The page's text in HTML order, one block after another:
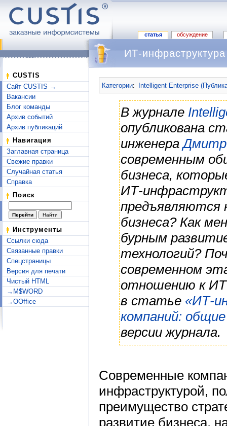
статья обсуждение
CUSTIS
Сайт CUSTIS →
Вакансии
Блог команды
Архив событий
Архив публикаций
Навигация
Заглавная страница
Свежие правки
Случайная статья
Справка
Поиск
Инструменты
Ссылки сюда
Связанные правки
Спецстраницы
Версия для печати
Чистый HTML
→M$WORD
→OOffice
ИТ-
Категории: Intelligent Enterprise
В журнале
опубликована
инженера
современным
бизнеса,
ИТ-
предъявляются
бизнеса? Как
бурным
технологий?
современном
отношению к
в статье «ИТ-
компаний:
версии журнала.
Современные
инфраструктурой,
преимущество
развитие бизнеса,